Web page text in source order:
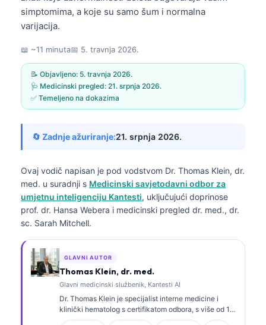
simptomima, a koje su samo šum i normalna
varijacija.
📖 ~11 minuta📅 5. travnja 2026.
📝 Objavljeno: 5. travnja 2026.
🩺 Medicinski pregled: 21. srpnja 2026.
✅ Temeljeno na dokazima
🔄 Zadnje ažuriranje:21. srpnja 2026.
Ovaj vodič napisan je pod vodstvom Dr. Thomas Klein, dr.
med. u suradnji s Medicinski savjetodavni odbor za
umjetnu inteligenciju Kantesti, uključujući doprinose
prof. dr. Hansa Webera i medicinski pregled dr. med., dr.
sc. Sarah Mitchell.
GLAVNI AUTOR
Thomas Klein, dr. med.
Glavni medicinski službenik, Kantesti AI
Dr. Thomas Klein je specijalist interne medicine i
klinički hematolog s certifikatom odbora, s više od 15
godina iskustva u laboratorijskoj medicini i kliničkoj